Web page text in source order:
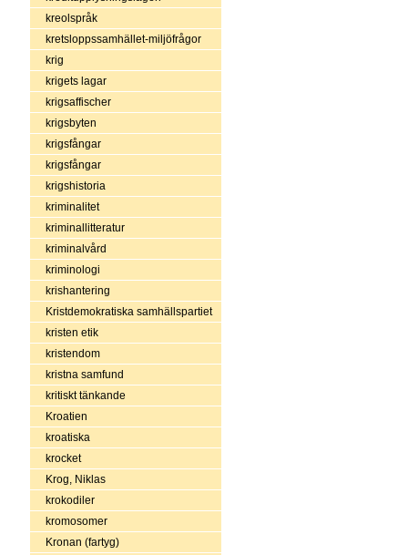
kreolspråk
kretsloppssamhället-miljöfrågor
krig
krigets lagar
krigsaffischer
krigsbyten
krigsfångar
krigsfångar
krigshistoria
kriminalitet
kriminallitteratur
kriminalvård
kriminologi
krishantering
Kristdemokratiska samhällspartiet
kristen etik
kristendom
kristna samfund
kritiskt tänkande
Kroatien
kroatiska
krocket
Krog, Niklas
krokodiler
kromosomer
Kronan (fartyg)